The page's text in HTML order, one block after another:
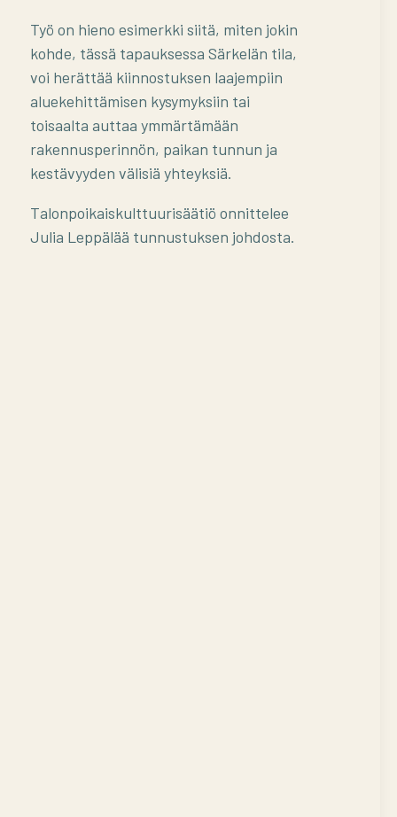
Työ on hieno esimerkki siitä, miten jokin
kohde, tässä tapauksessa Särkelän tila,
voi herättää kiinnostuksen laajempiin
aluekehittämisen kysymyksiin tai
toisaalta auttaa ymmärtämään
rakennusperinnön, paikan tunnun ja
kestävyyden välisiä yhteyksiä.
Talonpoikaiskulttuurisäätiö onnittelee
Julia Leppälää tunnustuksen johdosta.